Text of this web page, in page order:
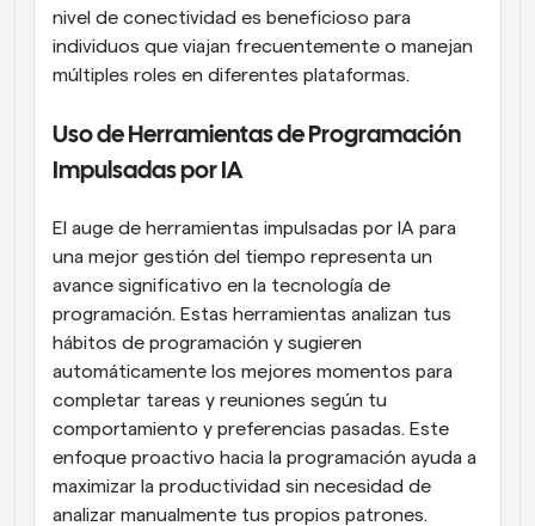
nivel de conectividad es beneficioso para
individuos que viajan frecuentemente o manejan
múltiples roles en diferentes plataformas.
Uso de Herramientas de Programación
Impulsadas por IA
El auge de herramientas impulsadas por IA para
una mejor gestión del tiempo representa un
avance significativo en la tecnología de
programación. Estas herramientas analizan tus
hábitos de programación y sugieren
automáticamente los mejores momentos para
completar tareas y reuniones según tu
comportamiento y preferencias pasadas. Este
enfoque proactivo hacia la programación ayuda a
maximizar la productividad sin necesidad de
analizar manualmente tus propios patrones.